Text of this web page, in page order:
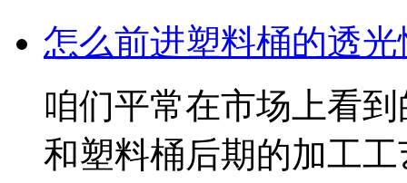
怎么前进塑料桶的透光
咱们平常在市场上看
和塑料桶后期的加工